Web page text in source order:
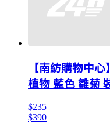
【南紡購物中
植物 藍色 雛菊
$235
$390